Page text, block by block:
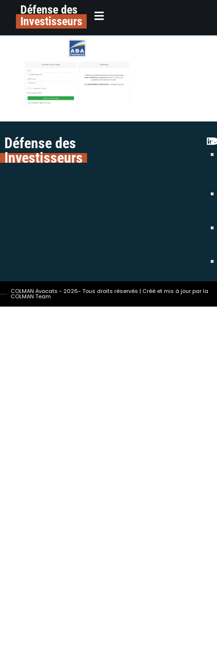
principalDéfense des
Investisseurs
alerte colman avocats aba finances
crypto escroquerie
Défense des
Investisseurs
COLMAN Avocats - 2026- Tous droits réservés | Créé et mis à jour par la
COLMAN Team